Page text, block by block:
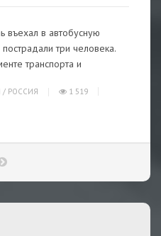
въехал в автобусную
пострадали три человека.
транспорта и
/ РОССИЯ
1 519